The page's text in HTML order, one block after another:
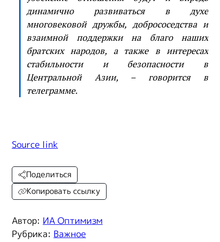
динамично развиваться в духе
многовековой дружбы, добрососедства и
взаимной поддержки на благо наших
братских народов, а также в интересах
стабильности и безопасности в
Центральной Азии, – говорится в
телеграмме.
Source link
Автор: ИА Оптимизм
Рубрика: Важное
Поделиться
Копировать ссылку